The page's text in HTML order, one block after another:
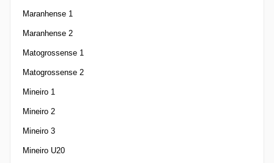
Maranhense 1
Maranhense 2
Matogrossense 1
Matogrossense 2
Mineiro 1
Mineiro 2
Mineiro 3
Mineiro U20